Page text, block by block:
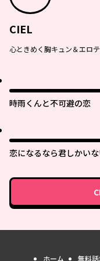
CIEL
心ときめく胸キュン＆エロ
時雨くんと不可避の恋
恋になるなら君しかい
ホーム 無料